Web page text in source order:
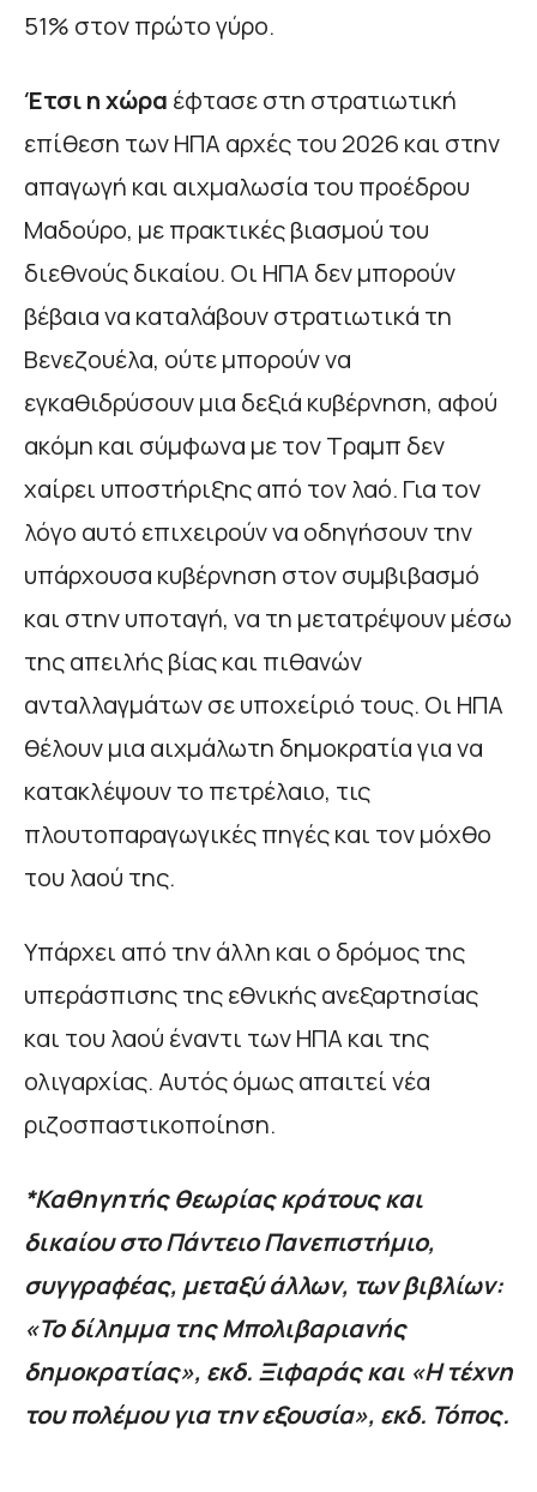
51% στον πρώτο γύρο.
Έτσι η χώρα έφτασε στη στρατιωτική
επίθεση των ΗΠΑ αρχές του 2026 και στην
απαγωγή και αιχμαλωσία του προέδρου
Μαδούρο, με πρακτικές βιασμού του
διεθνούς δικαίου. Οι ΗΠΑ δεν μπορούν
βέβαια να καταλάβουν στρατιωτικά τη
Βενεζουέλα, ούτε μπορούν να
εγκαθιδρύσουν μια δεξιά κυβέρνηση, αφού
ακόμη και σύμφωνα με τον Τραμπ δεν
χαίρει υποστήριξης από τον λαό. Για τον
λόγο αυτό επιχειρούν να οδηγήσουν την
υπάρχουσα κυβέρνηση στον συμβιβασμό
και στην υποταγή, να τη μετατρέψουν μέσω
της απειλής βίας και πιθανών
ανταλλαγμάτων σε υποχείριό τους. Οι ΗΠΑ
θέλουν μια αιχμάλωτη δημοκρατία για να
κατακλέψουν το πετρέλαιο, τις
πλουτοπαραγωγικές πηγές και τον μόχθο
του λαού της.
Υπάρχει από την άλλη και ο δρόμος της
υπεράσπισης της εθνικής ανεξαρτησίας
και του λαού έναντι των ΗΠΑ και της
ολιγαρχίας. Αυτός όμως απαιτεί νέα
ριζοσπαστικοποίηση.
*Καθηγητής θεωρίας κράτους και
δικαίου στο Πάντειο Πανεπιστήμιο,
συγγραφέας, μεταξύ άλλων, των βιβλίων:
«Το δίλημμα της Μπολιβαριανής
δημοκρατίας», εκδ. Ξιφαράς και «Η τέχνη
του πολέμου για την εξουσία», εκδ. Τόπος.